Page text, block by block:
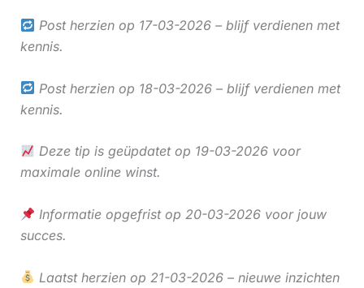
Post herzien op 17-03-2026 – blijf verdienen met
kennis.
Post herzien op 18-03-2026 – blijf verdienen met
kennis.
Deze tip is geüpdatet op 19-03-2026 voor
maximale online winst.
Informatie opgefrist op 20-03-2026 voor jouw
succes.
Laatst herzien op 21-03-2026 – nieuwe inzichten